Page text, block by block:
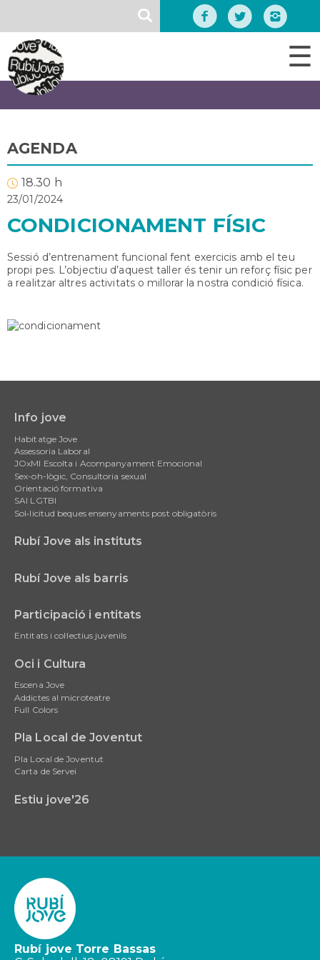
contingut
☰
AGENDA
18.30 h
23/01/2024
CONDICIONAMENT FÍSIC
Sessió d’entrenament funcional fent exercicis amb el teu
propi pes. L’objectiu d’aquest taller és tenir un reforç físic per
a realitzar altres activitats o millorar la nostra condició física.
navigation
Info jove
Habitatge Jove
Assessoria Laboral
JOxMI Escolta i Acompanyament Emocional
Sex-oh-lògic, Consultoria sexual
Orientació formativa
SAI LGTBI
Sol•licitud beques ensenyaments post obligatòris
Rubí Jove als instituts
Rubí Jove als barris
Participació i entitats
Entitats i col·lectius juvenils
Oci i Cultura
Escena Jove
Addictes al microteatre
Full Colors
Pla Local de Joventut
Pla Local de Joventut
Carta de Servei
Estiu jove'26
Rubí jove Torre Bassas